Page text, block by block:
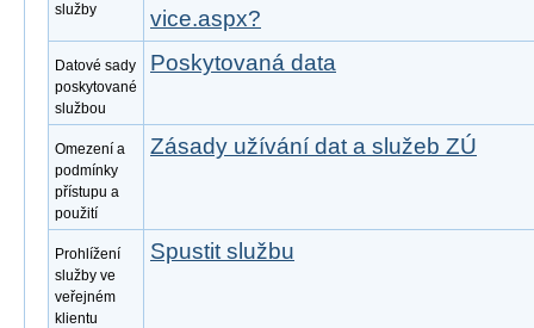
služby
vice.aspx?
Datové sady
poskytované
službou
Poskytovaná data
Omezení a
podmínky
přístupu a
použití
Zásady užívání dat a služeb ZÚ
Prohlížení
služby ve
veřejném
klientu
Spustit službu